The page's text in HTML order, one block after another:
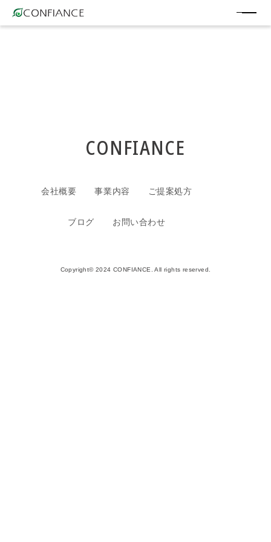
CONFIANCE
会社概要 事業内容 ご提案処方
ブログ お問い合わせ
Copyright© 2024 CONFIANCE. All rights reserved.